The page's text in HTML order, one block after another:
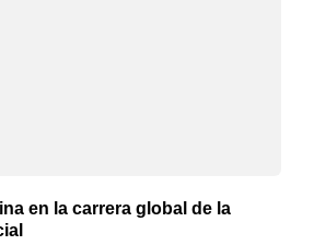
en la carrera global de la